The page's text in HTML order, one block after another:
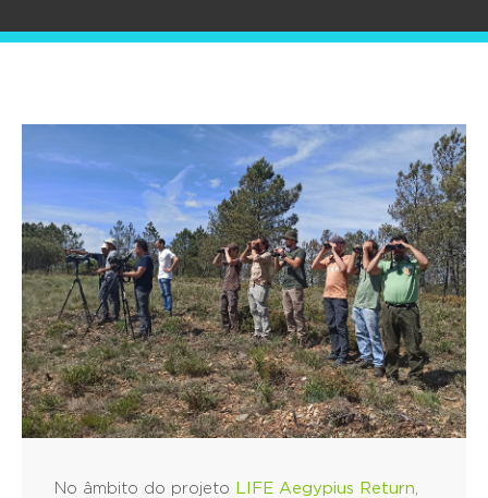
No âmbito do projeto LIFE Aegypius Return,